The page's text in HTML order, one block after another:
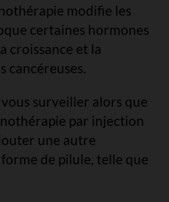
modifie les
certaines hormones
croissance et la
cancéreuses.
surveiller alors que
par injection
une autre
de pilule, telle que